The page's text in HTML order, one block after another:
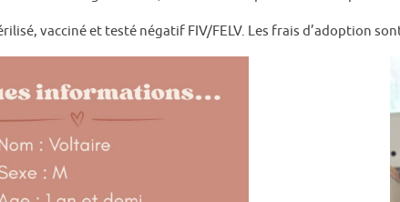
vacciné et testé négatif FIV/FELV. Les frais d’adoption